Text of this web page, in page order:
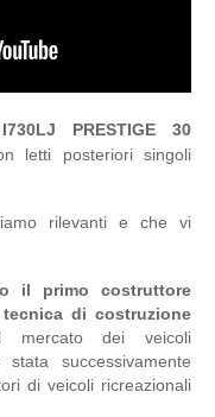
PRESTIGE 30
letti posteriori singoli
rilevanti e che vi
il primo costruttore
di costruzione
mercato dei veicoli
successivamente
di veicoli ricreazionali